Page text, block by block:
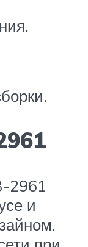
2961
и